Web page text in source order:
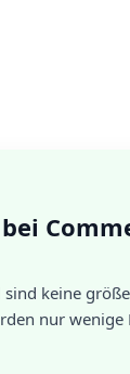
sind keine
nur